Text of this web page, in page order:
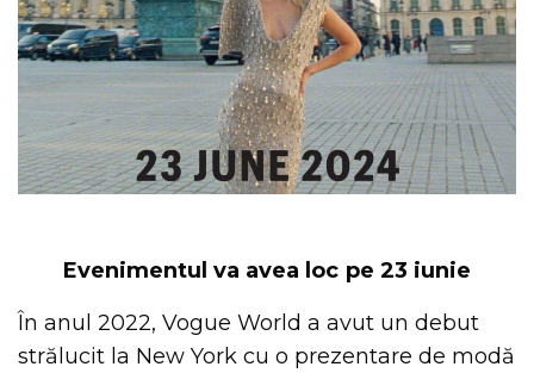
Evenimentul va avea loc pe 23 iunie
În anul 2022, Vogue World a avut un debut
strălucit la New York cu o prezentare de modă